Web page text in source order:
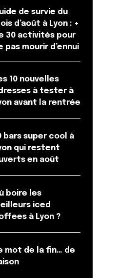
de survie du
d’août à Lyon : +
30 activités pour
pas mourir d’ennui
10 nouvelles
à tester à
avant la rentrée
bars super cool à
qui restent
en août
boire les
iced
à Lyon ?
mot de la fin… de